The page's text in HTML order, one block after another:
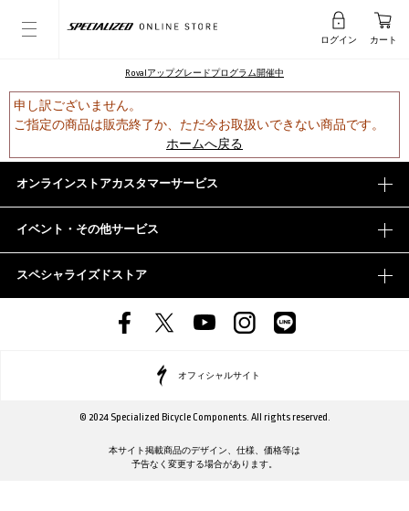
ログイン カート
Rovalアップグレードプログラム開催中
申し訳ございません。
ご指定の商品は販売終了か、ただ今お取扱いできない商品です。
ホームへ戻る
オンラインストアカスタマーサービス
イベント・その他サービス
スペシャライズドストア
オフィシャルサイト
© 2024 Specialized Bicycle Components. All rights reserved.
本サイト掲載商品のデザイン、仕様、価格等は
予告なく変更する場合があります。